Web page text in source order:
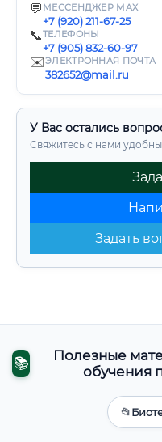
💬 МЕССЕНДЖЕР MAX
+7 (920) 211-67-25
📞ТЕЛЕФОНЫ
+7 (905) 832-60-97
✉️ЭЛЕКТРОННАЯ ПОЧТА
382652@mail.ru
У Вас остались
Свяжитесь с нами
Задать
📚
Полезные
обучения
📂